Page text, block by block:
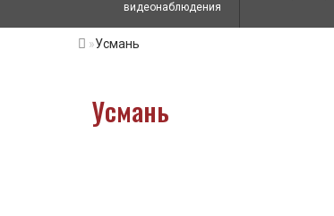
видеонаблюдения
Усмань
Усмань